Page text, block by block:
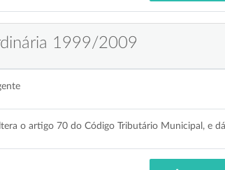
1999/2009
o artigo 70 do Código Tributário Municipal, e